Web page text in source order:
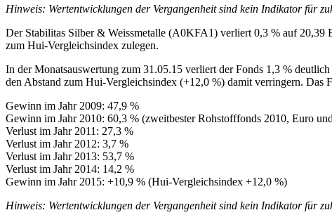
Hinweis: Wertentwicklungen der Vergangenheit sind kein Indikator für
Der Stabilitas Silber & Weissmetalle (A0KFA1) verliert 0,3 % auf 20,39
zum Hui-Vergleichsindex zulegen.
In der Monatsauswertung zum 31.05.15 verliert der Fonds 1,3 %
den Abstand zum Hui-Vergleichsindex (+12,0 %) damit verringern.
Gewinn im Jahr 2009: 47,9 %
Gewinn im Jahr 2010: 60,3 % (zweitbester Rohstofffonds 2010, Euro
Verlust im Jahr 2011: 27,3 %
Verlust im Jahr 2012: 3,7 %
Verlust im Jahr 2013: 53,7 %
Verlust im Jahr 2014: 14,2 %
Gewinn im Jahr 2015: +10,9 % (Hui-Vergleichsindex +12,0 %)
Hinweis: Wertentwicklungen der Vergangenheit sind kein Indikator für